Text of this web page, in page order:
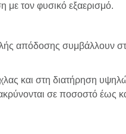
με τον φυσικό εξαερισμό.
απόδοσης συμβάλλουν
και στη διατήρηση
σε ποσοστό έως